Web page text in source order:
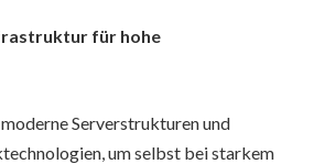
für hohe
Serverstrukturen und
um selbst bei starkem